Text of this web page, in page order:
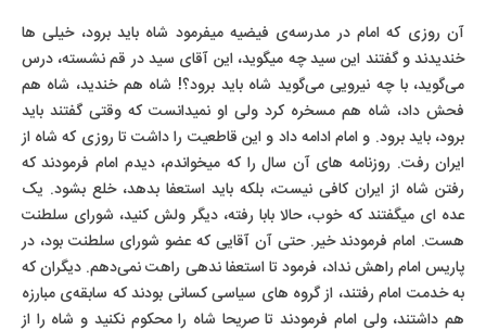
آن روزی که امام در مدرسه‌ی فیضیه میفرمود شاه باید برود، خیلی ها
خندیدند و گفتند این سید چه میگوید، این آقای سید در قم نشسته، درس
می‌گوید، با چه نیرویی می‌گوید شاه باید برود؟! شاه هم خندید، شاه هم
فحش داد، شاه هم مسخره کرد ولی او نمیدانست که وقتی گفتند باید
برود، باید برود. و امام ادامه داد و این قاطعیت را داشت تا روزی که شاه از
ایران رفت. روزنامه های آن سال را که میخواندم، دیدم امام فرمودند که
رفتن شاه از ایران کافی نیست، بلکه باید استعفا بدهد، خلع بشود. یک
عده ای میگفتند که خوب، حالا بابا رفته، دیگر ولش کنید، شورای سلطنت
هست. امام فرمودند خیر. حتی آن آقایی که عضو شورای سلطنت بود، در
پاریس امام راهش نداد، فرمود تا استعفا ندهی راهت نمی‌دهم. دیگران که
به خدمت امام رفتند، از گروه های سیاسی کسانی بودند که سابقه‌ی مبارزه
هم داشتند، ولی امام فرمودند تا صریحا شاه را محکوم نکنید و شاه را از